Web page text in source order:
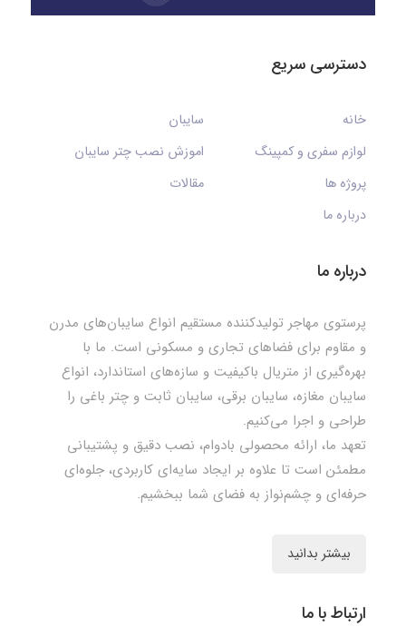
دسترسی سریع
خانه
سایبان
لوازم سفری و کمپینگ
اموزش نصب چتر سایبان
پروژه ها
مقالات
درباره ما
درباره ما
پرستوی مهاجر تولیدکننده مستقیم انواع سایبان‌های مدرن
و مقاوم برای فضاهای تجاری و مسکونی است. ما با
بهره‌گیری از متریال باکیفیت و سازه‌های استاندارد، انواع
سایبان مغازه، سایبان برقی، سایبان ثابت و چتر باغی را
طراحی و اجرا می‌کنیم.
تعهد ما، ارائه محصولی بادوام، نصب دقیق و پشتیبانی
مطمئن است تا علاوه بر ایجاد سایه‌ای کاربردی، جلوه‌ای
حرفه‌ای و چشم‌نواز به فضای شما ببخشیم.
بیشتر بدانید
ارتباط با ما